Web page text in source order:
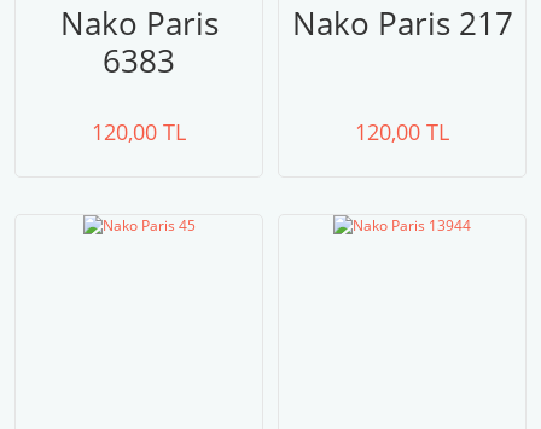
Nako Paris
6383
120,00 TL
Nako Paris 217
120,00 TL